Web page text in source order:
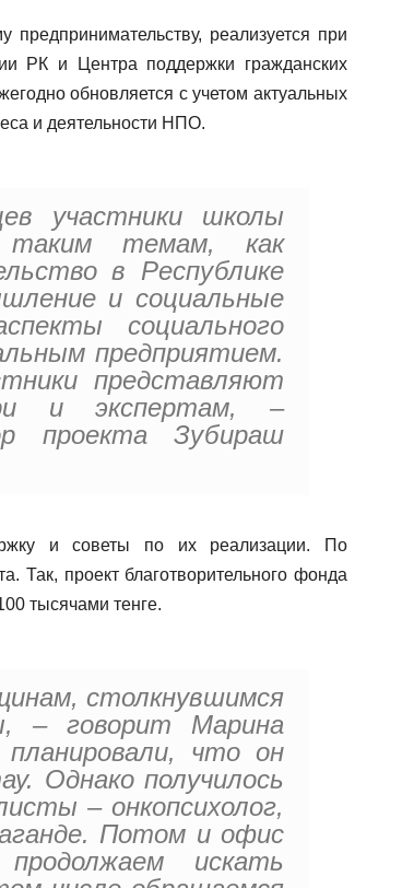
реализуется при
РК и Центра поддержки гражданских
обновляется с учетом актуальных
и деятельности НПО.
участники школы
таким темам, как
в Республике
и социальные
социального
предприятием.
представляют
и экспертам, –
проекта Зубираш
и советы по их реализации. По
Так, проект благотворительного фонда
тысячами тенге.
столкнувшимся
– говорит Марина
что он
Однако получилось
– онкопсихолог,
Потом и офис
искать